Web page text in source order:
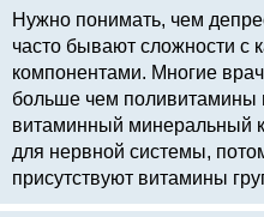
Нужно понимать, чем
часто бывают сложности с
компонентами. Многие
больше чем поливитамины
витаминный минеральный
для нервной системы,
присутствуют витамины